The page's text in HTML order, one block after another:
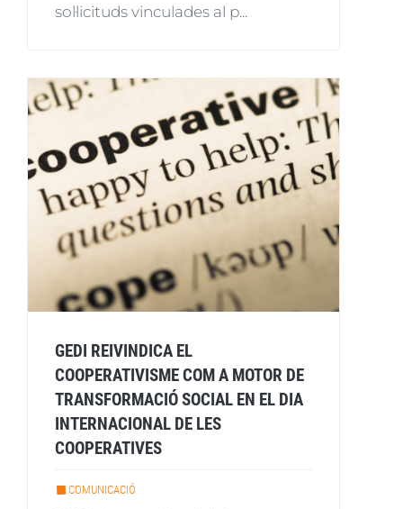
sol·licituds vinculades al p...
GEDI REIVINDICA EL
COOPERATIVISME COM A MOTOR DE
TRANSFORMACIÓ SOCIAL EN EL DIA
INTERNACIONAL DE LES
COOPERATIVES
COMUNICACIÓ